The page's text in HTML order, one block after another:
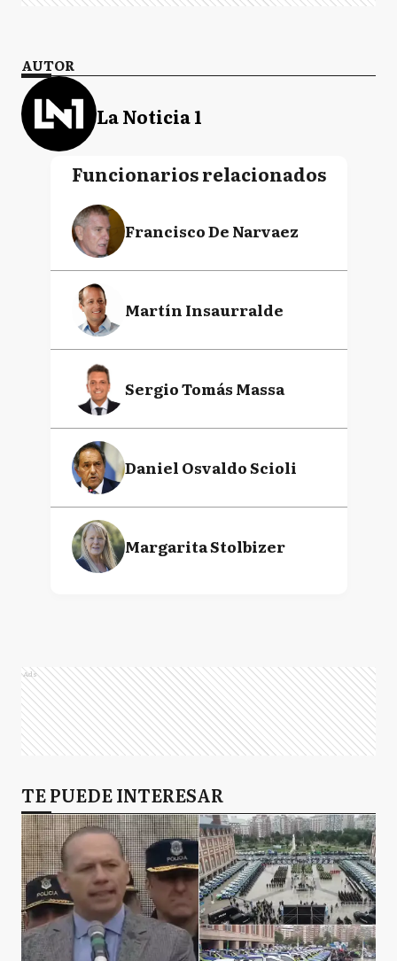
AUTOR
La Noticia 1
Funcionarios relacionados
Francisco De Narvaez
Martín Insaurralde
Sergio Tomás Massa
Daniel Osvaldo Scioli
Margarita Stolbizer
Ads
TE PUEDE INTERESAR